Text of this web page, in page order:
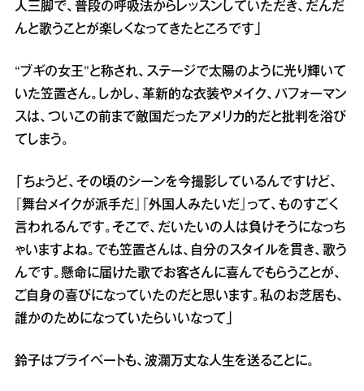
人三脚で、普段の呼吸法からレッスンしていただき、だんだ
んと歌うことが楽しくなってきたところです」
“ブギの女王”と称され、ステージで太陽のように光り輝いて
いた笠置さん。しかし、革新的な衣装やメイク、パフォーマン
スは、ついこの前まで敵国だったアメリカ的だと批判を浴び
てしまう。
「ちょうど、その頃のシーンを今撮影しているんですけど、
『舞台メイクが派手だ』『外国人みたいだ』って、ものすごく
言われるんです。そこで、だいたいの人は負けそうになっち
ゃいますよね。でも笠置さんは、自分のスタイルを貫き、歌う
んです。懸命に届けた歌でお客さんに喜んでもらうことが、
ご自身の喜びになっていたのだと思います。私のお芝居も、
誰かのためになっていたらいいなって」
鈴子はプライベートも、波瀾万丈な人生を送ることに。